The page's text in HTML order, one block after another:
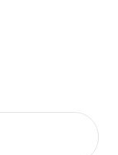
安定感のある